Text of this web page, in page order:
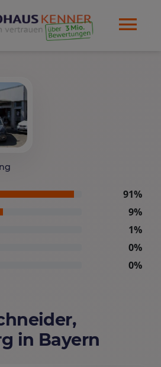
91%
9%
1%
0%
0%
in Bayern